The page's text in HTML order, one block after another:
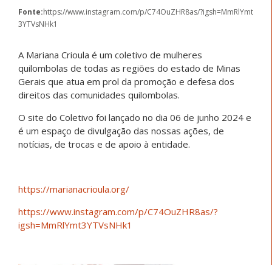
Fonte:https://www.instagram.com/p/C74OuZHR8as/?igsh=MmRlYmt
3YTVsNHk1
A Mariana Crioula é um coletivo de mulheres
quilombolas de todas as regiões do estado de Minas
Gerais que atua em prol da promoção e defesa dos
direitos das comunidades quilombolas.
O site do Coletivo foi lançado no dia 06 de junho 2024 e
é um espaço de divulgação das nossas ações, de
notícias, de trocas e de apoio à entidade.
https://marianacrioula.org/
https://www.instagram.com/p/C74OuZHR8as/?
igsh=MmRlYmt3YTVsNHk1